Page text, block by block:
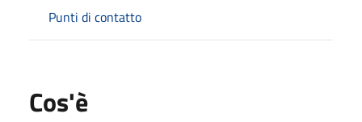
Punti di contatto
Cos'è